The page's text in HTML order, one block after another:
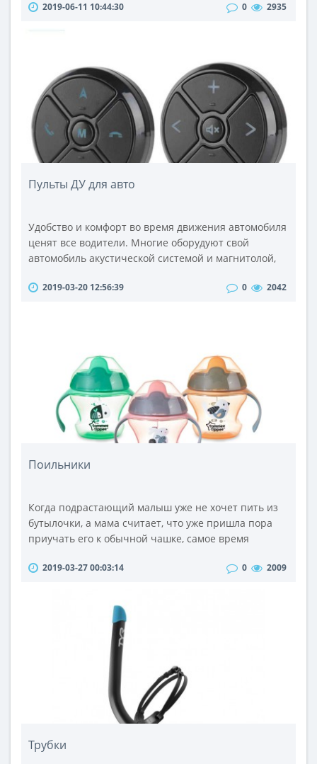
так же держать камеру под различными углами.В
С тех пор компания Samsung выпустила несколько
подобных моделе..
2019-06-11 10:44:30 0 2935
Пульты ДУ для авто
Удобство и комфорт во время движения автомобиля
ценят все водители. Многие оборудуют свой
автомобиль акустической системой и магнитолой,
длительную дорогу менее утомительной и более
2019-03-20 12:56:39 0 2042
Поильники
Когда подрастающий малыш уже не хочет пить из
бутылочки, а мама считает, что уже пришла пора
приучать его к обычной чашке, самое время
которой этот процесс станет удобней для мамы и
специальный клапан препятствует проливанию
жидкости, даже тогда, когда малыш энергично
2019-03-27 00:03:14 0 2009
Трубки